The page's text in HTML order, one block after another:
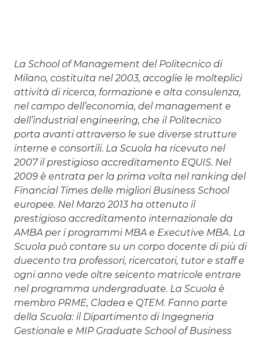
La School of Management del Politecnico di
Milano, costituita nel 2003, accoglie le molteplici
attività di ricerca, formazione e alta consulenza,
nel campo dell’economia, del management e
dell’industrial engineering, che il Politecnico
porta avanti attraverso le sue diverse strutture
interne e consortili. La Scuola ha ricevuto nel
2007 il prestigioso accreditamento EQUIS. Nel
2009 è entrata per la prima volta nel ranking del
Financial Times delle migliori Business School
europee. Nel Marzo 2013 ha ottenuto il
prestigioso accreditamento internazionale da
AMBA per i programmi MBA e Executive MBA. La
Scuola può contare su un corpo docente di più di
duecento tra professori, ricercatori, tutor e staff e
ogni anno vede oltre seicento matricole entrare
nel programma undergraduate. La Scuola è
membro PRME, Cladea e QTEM. Fanno parte
della Scuola: il Dipartimento di Ingegneria
Gestionale e MIP Graduate School of Business